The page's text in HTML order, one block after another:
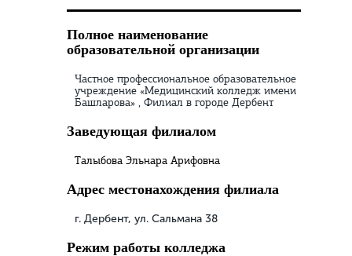
Полное наименование
образовательной организации
Частное профессиональное образовательное
учреждение «Медицинский колледж имени
Башларова» , Филиал в городе Дербент
Заведующая филиалом
Талыбова Эльнара Арифовна
Адрес местонахождения филиала
г. Дербент, ул. Сальмана 38
Режим работы колледжа